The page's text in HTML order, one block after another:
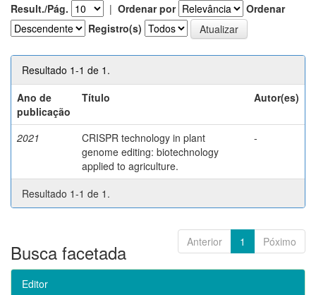
Result./Pág. | Ordenar por
Ordenar
Registro(s)
Resultado 1-1 de 1.
Ano de
publicação
Título Autor(es)
2021
CRISPR technology in plant
genome editing: biotechnology
applied to agriculture.
-
Resultado 1-1 de 1.
Anterior 1 Póximo
Busca facetada
Editor